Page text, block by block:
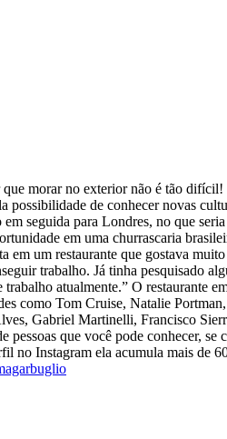
morar no exterior não é tão
de conhecer novas
seguida para Londres, no que
em uma churrascaria
um restaurante que gostava
trabalho. Já tinha pesquisado
atualmente.” O restaurante
como Tom Cruise, Natalie
Gabriel Martinelli, Francisco
que você pode conhecer,
no Instagram ela acumula mais de